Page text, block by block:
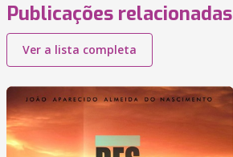
Publicações relacionadas
Ver a lista completa